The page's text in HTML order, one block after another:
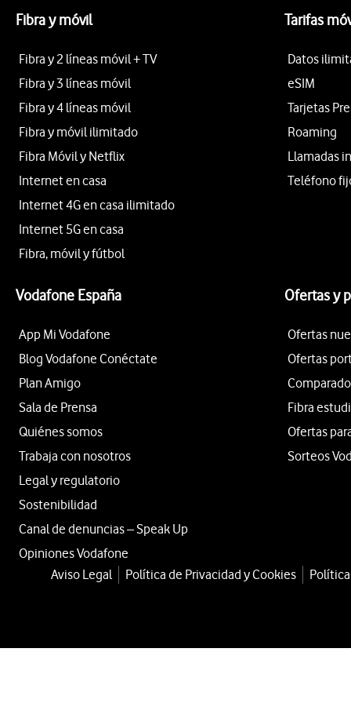
Fibra y móvil
Fibra y 2 líneas móvil + TV
Fibra y 3 líneas móvil
Fibra y 4 líneas móvil
Fibra y móvil ilimitado
Fibra Móvil y Netflix
Internet en casa
Internet 4G en casa ilimitado
Internet 5G en casa
Fibra, móvil y fútbol
Tarifas
Datos
eSIM
Tarjetas
Roaming
Llamadas
Teléfono
Vodafone España
App Mi Vodafone
Blog Vodafone Conéctate
Plan Amigo
Sala de Prensa
Quiénes somos
Trabaja con nosotros
Legal y regulatorio
Sostenibilidad
Canal de denuncias – Speak Up
Opiniones Vodafone
Ofertas y
Ofertas
Ofertas
Fibra
Ofertas
Sorteos
Aviso Legal Política de Privacidad y Cookies